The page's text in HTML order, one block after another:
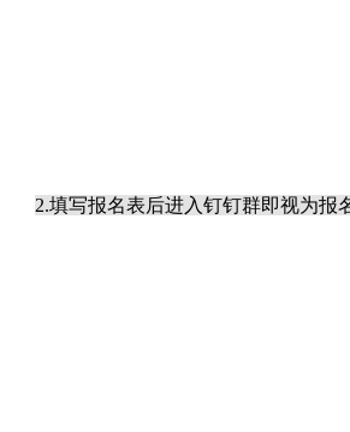
2.填写报名表后进入钉钉群即视为报